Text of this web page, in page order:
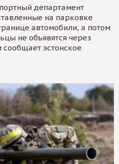
департамент
на парковке
автомобили, а потом
не объявятся через
эстонское